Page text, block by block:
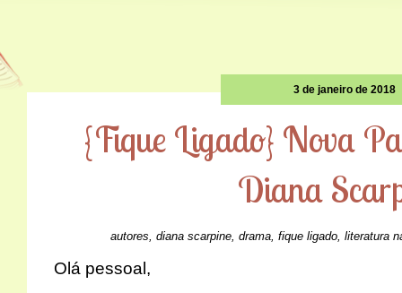
3 de janeiro de 2018
{Fique Ligado} Nova
Diana
autores, diana scarpine, drama, fique ligado, literatura
Olá pessoal,